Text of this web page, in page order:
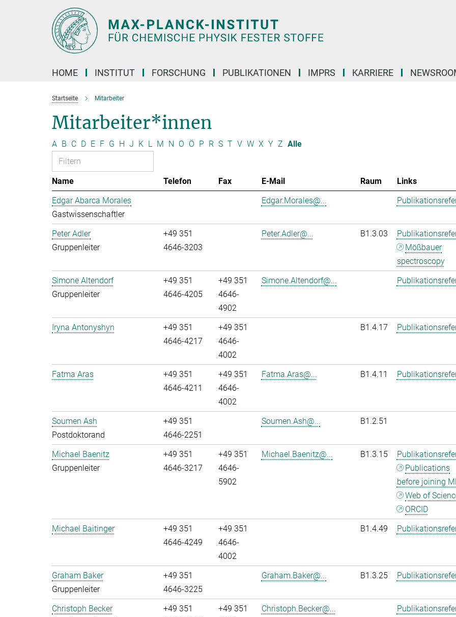
HOME INSTITUT FORSCHUNG PUBLIKATIONEN IMPRS KARRIERE
Startseite Mitarbeiter
Mitarbeiter*innen
A B C D E F G H J K L M N O Ö P R S T V W X Y Z Alle
Name Telefon Fax E-Mail Raum
Links
Edgar Abarca Morales
Gastwissenschaftler
Edgar.Morales@...
Peter Adler
Gruppenleiter
+49 351
4646-3203
Peter.Adler@... B1.3.03
Mößbauer
spectroscopy
Simone Altendorf
Gruppenleiter
+49 351
4646-4205
+49 351
4646-
4902
Simone.Altendorf@...
Iryna Antonyshyn
+49 351
4646-4217
+49 351
4646-
4002
B1.4.17
Fatma Aras
+49 351
4646-4211
+49 351
4646-
4002
Fatma.Aras@... B1.4.11
Soumen Ash
Postdoktorand
+49 351
4646-2251
Soumen.Ash@... B1.2.51
Michael Baenitz
Gruppenleiter
+49 351
4646-3217
+49 351
4646-
5902
Michael.Baenitz@... B1.3.15
Publications
before joining
Web of
ORCID
Michael Baitinger
+49 351
4646-4249
+49 351
4646-
4002
B1.4.49
Graham Baker
Gruppenleiter
+49 351
4646-3225
Graham.Baker@... B1.3.25
Christoph Becker
+49 351
+49 351
Christoph.Becker@...